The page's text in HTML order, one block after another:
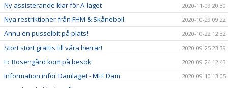
Ny assisterande klar för A-laget 2020-11-09 20:30
Nya restriktioner från FHM & Skåneboll 2020-10-29 09:22
Ännu en pusselbit på plats! 2020-10-22 12:32
Stort stort grattis till våra herrar! 2020-09-25 23:39
Fc Rosengård kom på besök 2020-09-24 12:43
Information inför Damlaget - MFF Dam 2020-09-10 13:05